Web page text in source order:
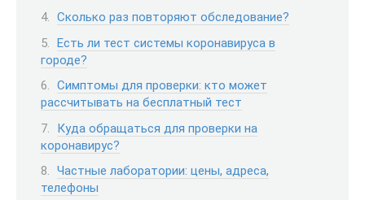
Сколько раз повторяют обследование?
Есть ли тест системы коронавируса в
городе?
Симптомы для проверки: кто может
рассчитывать на бесплатный тест
Куда обращаться для проверки на
коронавирус?
Частные лаборатории: цены, адреса,
телефоны